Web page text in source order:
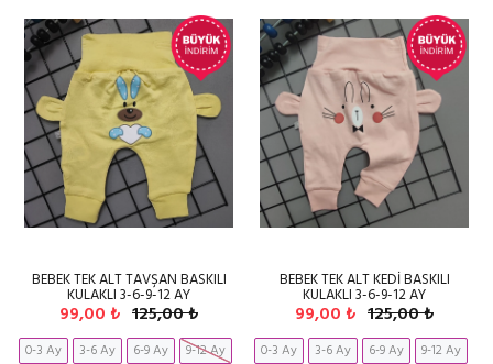
BEBEK TEK ALT TAVŞAN BASKILI
KULAKLI 3-6-9-12 AY
99,00 ₺ 125,00 ₺
0-3 Ay 3-6 Ay 6-9 Ay
9-12 Ay
BEBEK TEK ALT KEDİ BASKILI
KULAKLI 3-6-9-12 AY
99,00 ₺ 125,00 ₺
0-3 Ay 3-6 Ay 6-9 Ay
9-12 Ay